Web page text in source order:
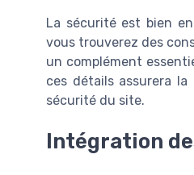
La sécurité est bien
vous trouverez des
un complément
ces détails assurera
sécurité du site.
Intégration